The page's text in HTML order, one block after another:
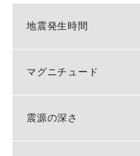
地震発生時間
マグニチュード
震源の深さ